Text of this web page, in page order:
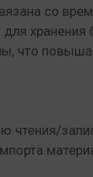
со
хранения
что
чтения/